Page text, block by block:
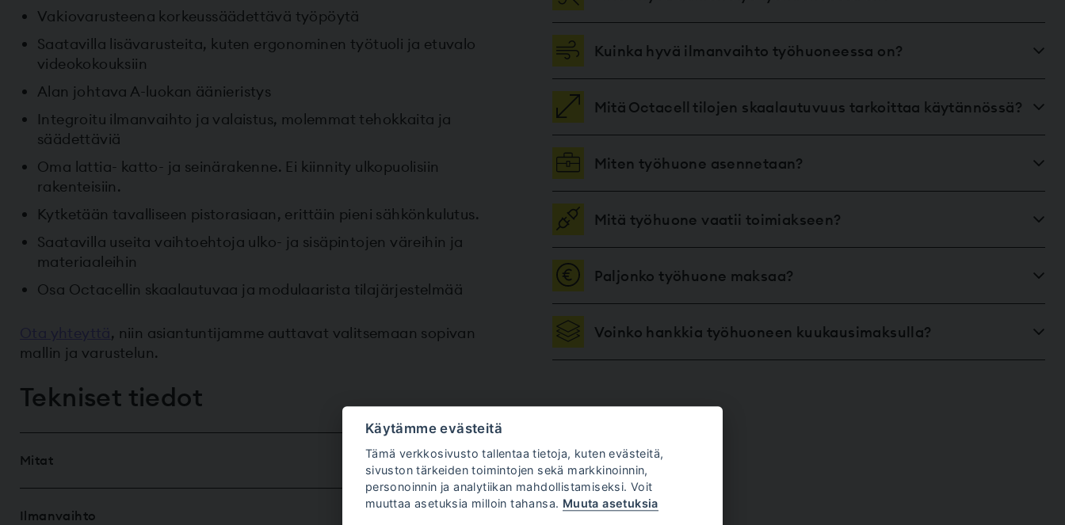
Vakiovarusteena korkeussäädettävä työpöytä
Saatavilla lisävarusteita, kuten ergonominen työtuoli ja etuvalo
videokokouksiin
Alan johtava A-luokan äänieristys
Integroitu ilmanvaihto ja valaistus, molemmat tehokkaita ja
säädettäviä
Oma lattia- katto- ja seinärakenne. Ei kiinnity ulkopuolisiin
rakenteisiin.
Kytketään tavalliseen pistorasiaan, erittäin pieni sähkönkulutus.
Saatavilla useita vaihtoehtoja ulko- ja sisäpintojen väreihin ja
materiaaleihin
Osa Octacellin skaalautuvaa ja modulaarista tilajärjestelmää
, niin asiantuntijamme auttavat valitsemaan sopivan
mallin ja varustelun.
Tekniset tiedot
Mitat
Ilmanvaihto
Kuinka hyvä ilmanvaihto työhuoneessa on?
Mitä Octacell tilojen skaalautuvuus tarkoittaa käytännössä?
Miten työhuone asennetaan?
Mitä työhuone vaatii toimiakseen?
Paljonko työhuone maksaa?
Voinko hankkia työhuoneen kuukausimaksulla?
Käytämme evästeitä
Tämä verkkosivusto tallentaa tietoja, kuten evästeitä,
sivuston tärkeiden toimintojen sekä markkinoinnin,
personoinnin ja analytiikan mahdollistamiseksi. Voit
muuttaa asetuksia milloin tahansa. Muuta asetuksia